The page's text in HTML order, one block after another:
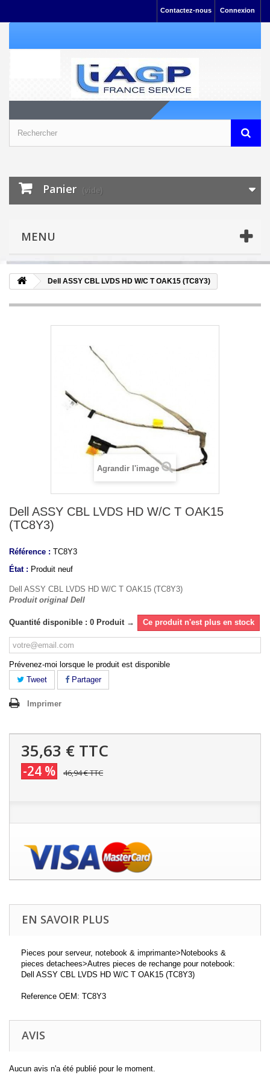
Connexion
Contactez-nous
Panier (vide)
MENU
Dell ASSY CBL LVDS HD W/C T OAK15 (TC8Y3)
Agrandir l'image
Dell ASSY CBL LVDS HD W/C T OAK15
(TC8Y3)
Référence : TC8Y3
État : Produit neuf
Dell ASSY CBL LVDS HD W/C T OAK15 (TC8Y3)
Produit original Dell
Quantité disponible : 0 Produit → Ce produit n'est plus en stock
Prévenez-moi lorsque le produit est disponible
Tweet
Partager
Imprimer
35,63 € TTC
-24 % 46,94 €TTC
EN SAVOIR PLUS
Pieces pour serveur, notebook & imprimante>Notebooks &
pieces detachees>Autres pieces de rechange pour notebook:
Dell ASSY CBL LVDS HD W/C T OAK15 (TC8Y3)
Reference OEM: TC8Y3
AVIS
Aucun avis n'a été publié pour le moment.